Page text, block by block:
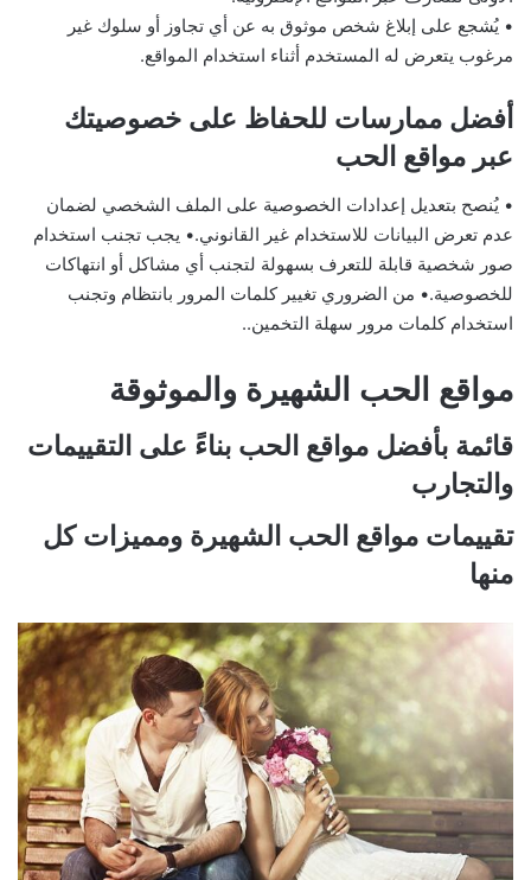
• يُشجع على إبلاغ شخص موثوق به عن أي تجاوز أو سلوك غير
مرغوب يتعرض له المستخدم أثناء استخدام المواقع.
أفضل ممارسات للحفاظ على خصوصيتك
عبر مواقع الحب
• يُنصح بتعديل إعدادات الخصوصية على الملف الشخصي لضمان
عدم تعرض البيانات للاستخدام غير القانوني.• يجب تجنب استخدام
صور شخصية قابلة للتعرف بسهولة لتجنب أي مشاكل أو انتهاكات
للخصوصية.• من الضروري تغيير كلمات المرور بانتظام وتجنب
استخدام كلمات مرور سهلة التخمين..
مواقع الحب الشهيرة والموثوقة
قائمة بأفضل مواقع الحب بناءً على التقييمات
والتجارب
تقييمات مواقع الحب الشهيرة ومميزات كل
منها